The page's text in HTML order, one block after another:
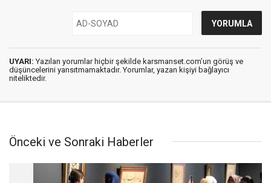
UYARI: Yazılan yorumlar hiçbir şekilde karsmanset.com’un görüş ve
düşüncelerini yansıtmamaktadır. Yorumlar, yazan kişiyi bağlayıcı
niteliktedir.
Önceki ve Sonraki Haberler